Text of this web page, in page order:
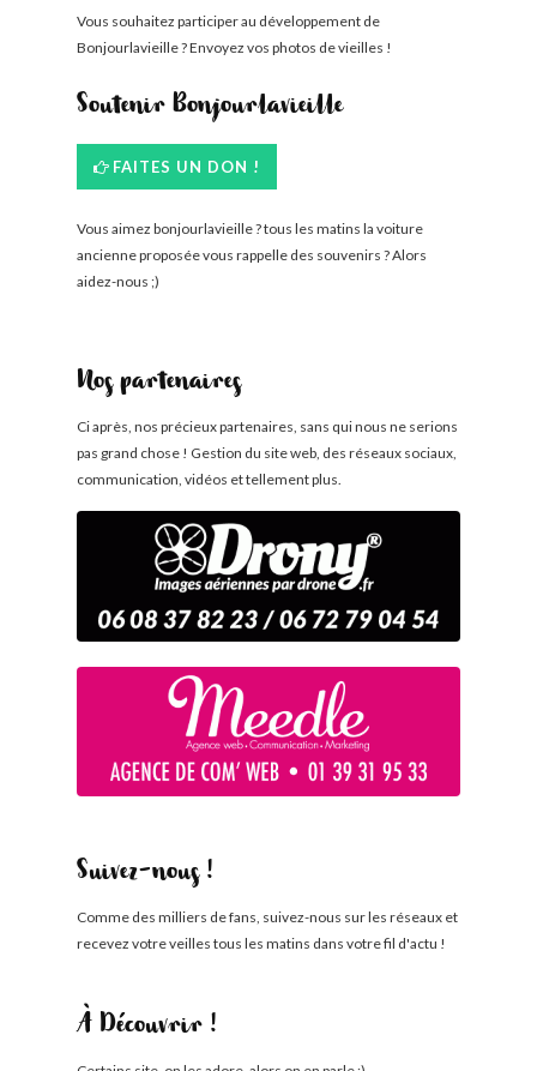
Vous souhaitez participer au développement de
Bonjourlavieille ? Envoyez vos photos de vieilles !
Soutenir Bonjourlavieille
FAITES UN DON !
Vous aimez bonjourlavieille ? tous les matins la voiture
ancienne proposée vous rappelle des souvenirs ? Alors
aidez-nous ;)
Nos partenaires
Ci après, nos précieux partenaires, sans qui nous ne serions
pas grand chose ! Gestion du site web, des réseaux sociaux,
communication, vidéos et tellement plus.
Suivez-nous !
Comme des milliers de fans, suivez-nous sur les réseaux et
recevez votre veilles tous les matins dans votre fil d'actu !
À Découvrir !